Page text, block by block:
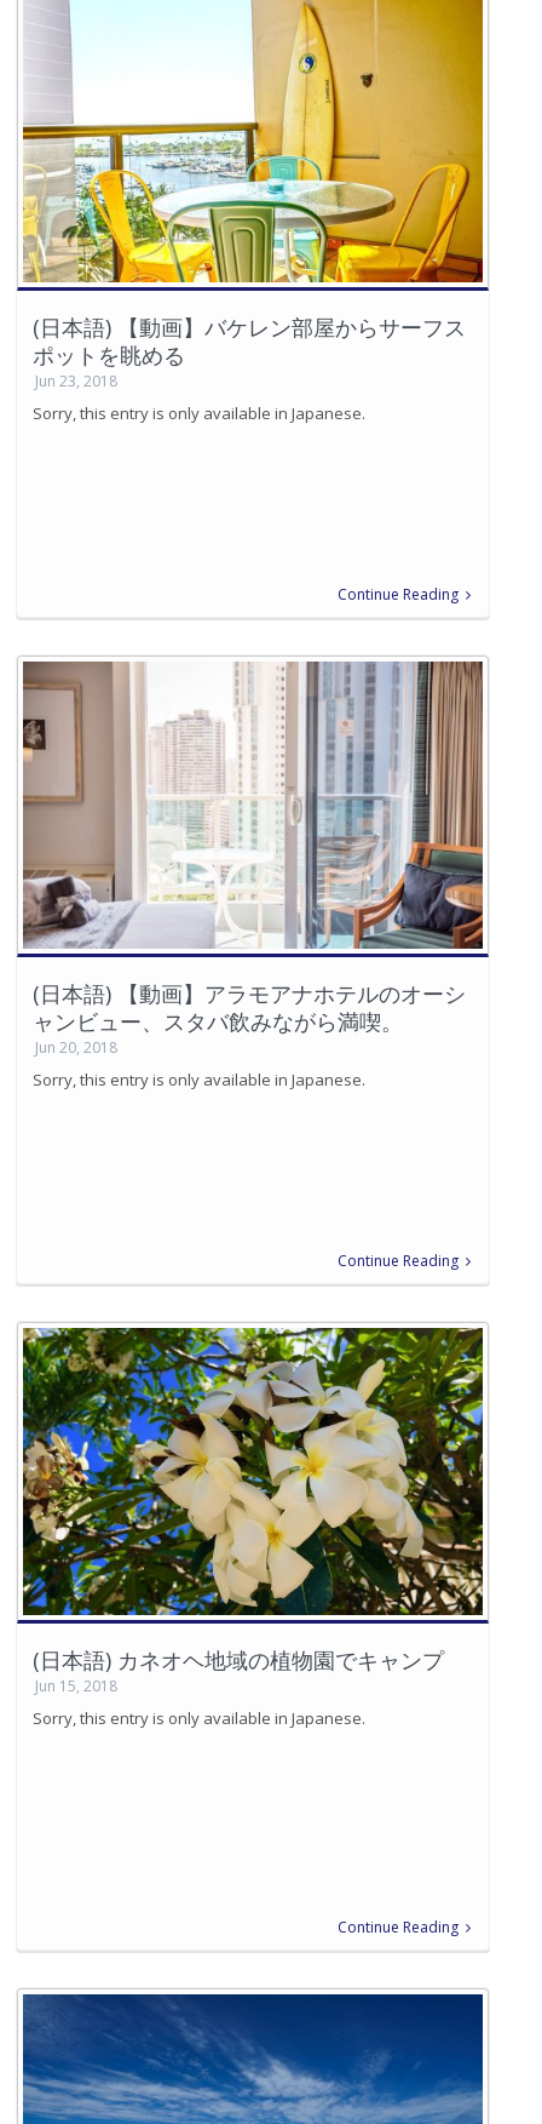
(日本語) 【動画】バケレン部屋からサーフス
ポットを眺める
Jun 23, 2018
Sorry, this entry is only available in Japanese.
Continue Reading
(日本語) 【動画】アラモアナホテルのオーシ
ャンビュー、スタバ飲みながら満喫。
Jun 20, 2018
Sorry, this entry is only available in Japanese.
Continue Reading
(日本語) カネオヘ地域の植物園でキャンプ
Jun 15, 2018
Sorry, this entry is only available in Japanese.
Continue Reading